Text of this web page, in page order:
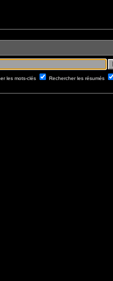
les mots-clés Rechercher les résumés